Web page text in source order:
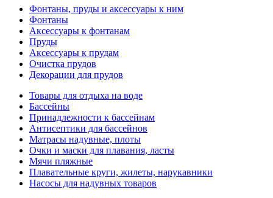
Фонтаны, пруды и аксессуары к ним
Фонтаны
Аксессуары к фонтанам
Пруды
Аксессуары к прудам
Очистка прудов
Декорации для прудов
Товары для отдыха на воде
Бассейны
Принадлежности к бассейнам
Антисептики для бассейнов
Матраcы надувные, плоты
Очки и маски для плавания, ласты
Мячи пляжные
Плавательные круги, жилеты, нарукавники
Насосы для надувных товаров